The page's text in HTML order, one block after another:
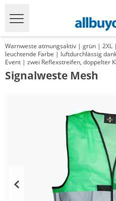
Warnweste atmungsaktiv | grün | 2XL
leuchtende Farbe | luftdurchlässig
Event | zwei Reflexstreifen, doppelter
Signalweste Mesh